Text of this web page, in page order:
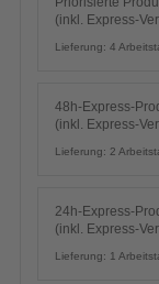
(inkl. Express-
Lieferung: 4
48h-Express-
(inkl. Express-
Lieferung: 2
24h-Express-
(inkl. Express-
Lieferung: 1